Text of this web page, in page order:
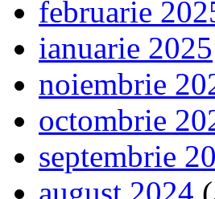
februarie
ianuarie 2025
noiembrie
octombrie
septembrie